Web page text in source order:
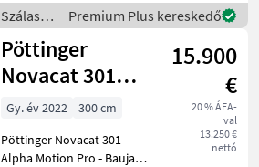
Maschinen, die sic
Szálastakarmány
betakarítók
/
Pöttinger
Premium Plus kereskedő
Pöttinger
Novacat 301
Alpha Motion
Pro
15.900
€
20 % ÁFA-
val
13.250 €
nettó
Gy. év 2022
300 cm
Pöttinger Novacat 301
Alpha Motion Pro - Baujahr